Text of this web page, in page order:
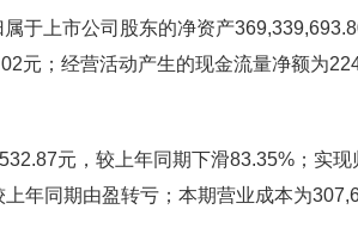
于上市公司股东的净资产
元；经营活动产生的现金流量净额为
元，较上年同期下滑83.35%；实现
年同期由盈转亏；本期营业成本为